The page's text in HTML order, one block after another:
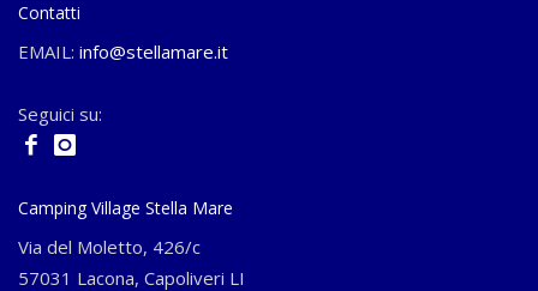
Contatti
EMAIL: info@stellamare.it
Seguici su:
Camping Village Stella Mare
Via del Moletto, 426/c
57031 Lacona, Capoliveri LI